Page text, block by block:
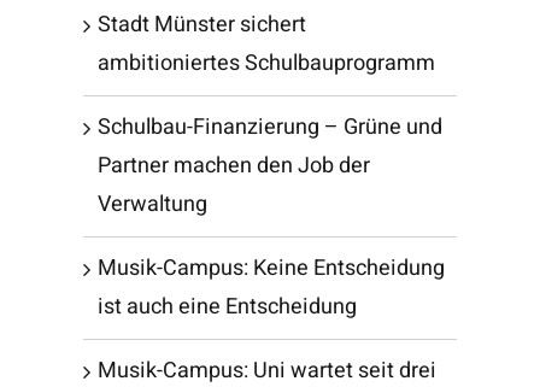
Stadt Münster sichert
ambitioniertes Schulbauprogramm
Schulbau-Finanzierung – Grüne und
Partner machen den Job der
Verwaltung
Musik-Campus: Keine Entscheidung
ist auch eine Entscheidung
Musik-Campus: Uni wartet seit drei